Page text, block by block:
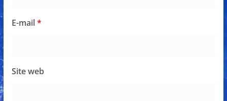
E-mail*
Site web